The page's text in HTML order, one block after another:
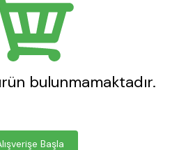
bulunmamaktadır.
Başla